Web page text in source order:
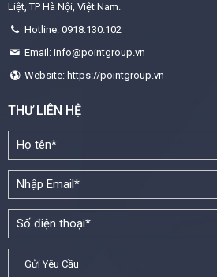
Liệt, TP Hà Nội, Việt Nam.
Hotline: 0918.130.102
Email: info@pointgroup.vn
Website: https://pointgroup.vn
THƯ LIÊN HỆ